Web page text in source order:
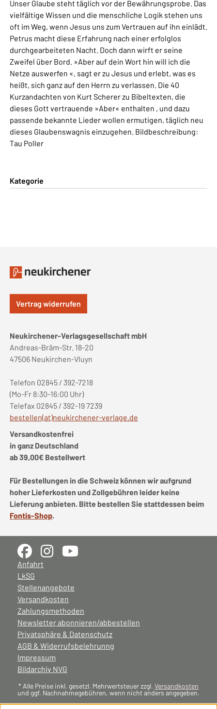
Unser Glaube steht täglich vor der Bewährungsprobe. Das
vielfältige Wissen und die menschliche Logik stehen uns
oft im Weg, wenn Jesus uns zum Vertrauen auf ihn einlädt.
Petrus macht diese Erfahrung nach einer erfolglos
durchgearbeiteten Nacht. Doch dann wirft er seine
Zweifel über Bord. »Aber auf dein Wort hin will ich die
Netze auswerfen «, sagt er zu Jesus und erlebt, was es
heißt, sich ganz auf den Herrn zu verlassen. Die 40
Kurzandachten von Kurt Scherer zu Bibeltexten, die
dieses Gott vertrauende »Aber« enthalten , und dazu
passende bekannte Lieder wollen ermutigen, täglich neu
dieses Glaubenswagnis einzugehen. Bildbeschreibung:
Tau Poller
Kategorie
Vertrag widerrufen
Neukirchener-Verlagsgesellschaft mbH
Andreas-Bräm-Str. 18-20
47506 Neukirchen-Vluyn
Telefon 02845 / 392-7218
(Mo-Fr 8:30-16:00 Uhr)
Telefax 02845 / 392-19 7239
bestellen(at)neukirchener-verlage.de
Versandkostenfrei
in ganz Deutschland
ab 39,00€ Bestellwert
Für Bestellungen in die Schweiz können wir aufgrund
hoher Lieferkosten und Zollgebühren leider keine
Lieferung anbieten. Bitte bestellen Sie stattdessen beim
Fontis-Shop.
Anfahrt
LkSG
Stellenangebote
Versandkosten
Zahlungsmethoden
Newsletter abonnieren/abbestellen
Privatsphäre & Datenschutz
AGB & Widerrufsbelehrunng
Impressum
Bildarchiv NVG
* Alle Preise inkl. gesetzl. Mehrwertsteuer zzgl. Versandkosten
und ggf. Nachnahmegebühren, wenn nicht anders angegeben.